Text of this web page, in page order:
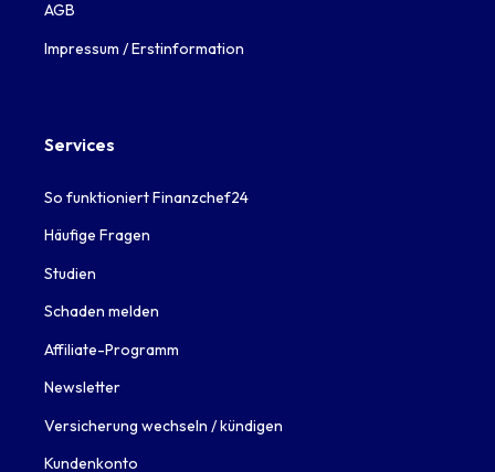
AGB
Impressum / Erstinformation
Services
So funktioniert Finanzchef24
Häufige Fragen
Studien
Schaden melden
Affiliate-Programm
Newsletter
Versicherung wechseln / kündigen
Kundenkonto